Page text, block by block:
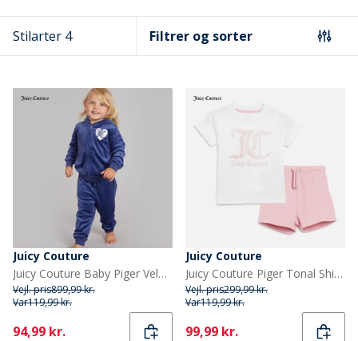
Stilarter 4 Filtrer og sorter
Juicy Couture
Juicy Couture Baby Piger Velour Hjerte Logo Træningssæt Blåkopi
Vejl. pris899,99 kr.
Var119,99 kr.
Current
94,99 kr.
Juicy Couture
Juicy Couture Piger Tonal Shimmer Print T Shirt Og Shorts Sæt Pink Nectar
Vejl. pris299,99 kr.
Var119,99 kr.
Current
99,99 kr.